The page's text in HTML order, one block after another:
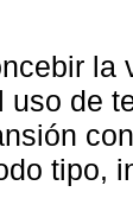
la
uso de
tipo,